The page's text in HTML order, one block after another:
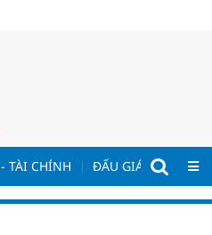
TÀI CHÍNH ĐẤU GIÁ - ĐẤU